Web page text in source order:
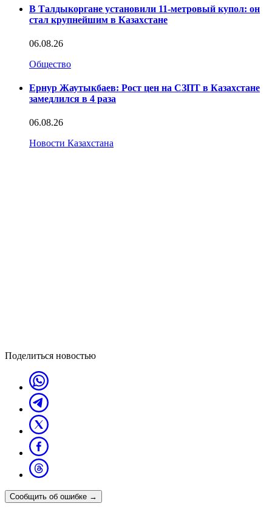
В Талдыкоргане установили 11-метровый купол: он
стал крупнейшим в Казахстане
06.08.26
Общество
Ернур Жаутыкбаев: Рост цен на СЗПТ в Казахстане
замедлился в 4 раза
06.08.26
Новости Казахстана
Поделиться новостью
Сообщить об ошибке →